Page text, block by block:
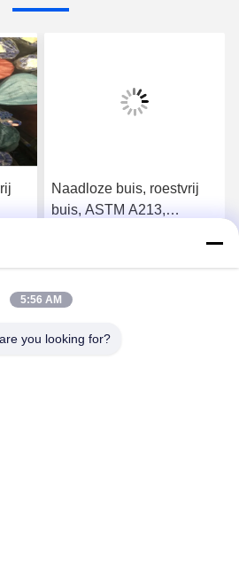
Naadloze buis, roestvrij
buis, ASTM A213,
Krijg Beste Prijs
5:56 AM
you looking for?